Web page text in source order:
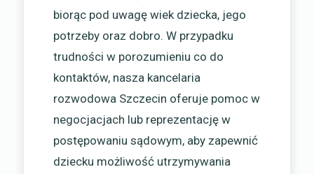
biorąc pod uwagę wiek dziecka, jego
potrzeby oraz dobro. W przypadku
trudności w porozumieniu co do
kontaktów, nasza kancelaria
rozwodowa Szczecin oferuje pomoc w
negocjacjach lub reprezentację w
postępowaniu sądowym, aby zapewnić
dziecku możliwość utrzymywania